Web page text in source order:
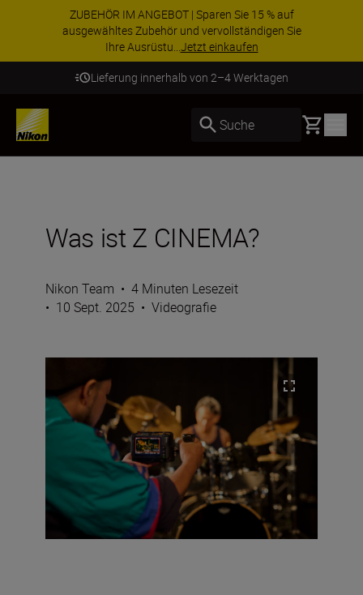
ZUBEHÖR IM ANGEBOT | Sparen Sie 15 % auf
ausgewähltes Zubehör und vervollständigen Sie
Ihre Ausrüstu...Jetzt einkaufen
Lieferung innerhalb von 2–4 Werktagen
Suche Basket
Was ist Z CINEMA?
Nikon Team • 4 Minuten Lesezeit
• 10 Sept. 2025 • Videografie